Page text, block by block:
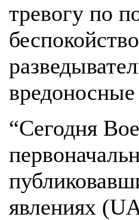
тревогу по
“Сегодня
явлениях